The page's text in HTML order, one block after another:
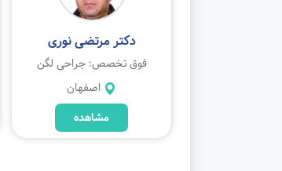
دکتر مرتضی نوری
فوق تخصص: جراحی لگن
اصفهان
مشاهده